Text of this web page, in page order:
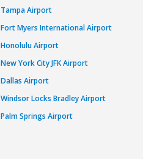
Tampa Airport
Fort Myers International Airport
Honolulu Airport
New York City JFK Airport
Dallas Airport
Windsor Locks Bradley Airport
Palm Springs Airport